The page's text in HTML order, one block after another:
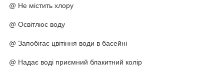
@ Не містить хлору
@ Освітлює воду
@ Запобігає цвітіння води в басейні
@ Надає воді приємний блакитний колір